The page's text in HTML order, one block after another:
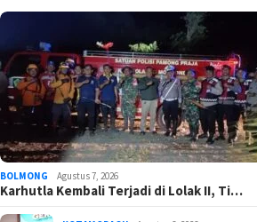
BOLMONG Agustus 7, 2026
Karhutla Kembali Terjadi di Lolak II, Ti…